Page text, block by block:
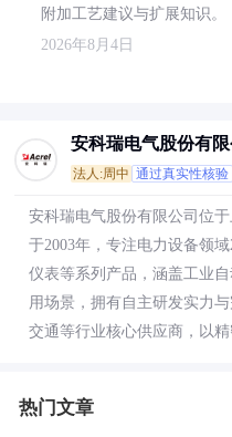
附加工艺建议与扩展知识。
2026年8月4日
安科瑞电气股份有限
法人:周中 通过真实性核验
安科瑞电气股份有限公司位
于2003年，专注电力设备领
仪表等系列产品，涵盖工业
用场景，拥有自主研发实力
交通等行业核心供应商，以
热门文章